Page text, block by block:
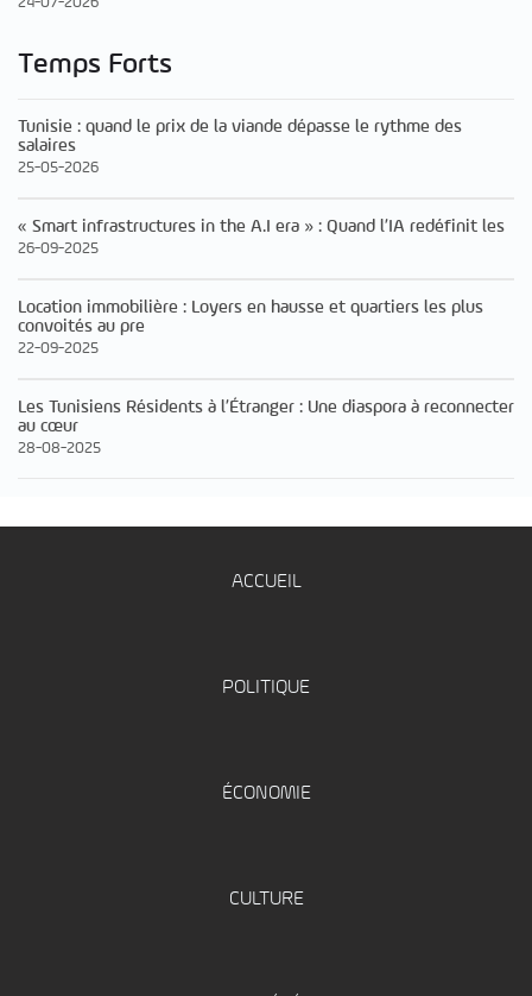
Temps Forts
Tunisie : quand le prix de la viande dépasse le rythme des
salaires
25-05-2026
« Smart infrastructures in the A.I era » : Quand l’IA redéfinit les
26-09-2025
Location immobilière : Loyers en hausse et quartiers les plus
convoités au pre
22-09-2025
Les Tunisiens Résidents à l’Étranger : Une diaspora à reconnecter
au cœur
28-08-2025
ACCUEIL
POLITIQUE
ÉCONOMIE
CULTURE